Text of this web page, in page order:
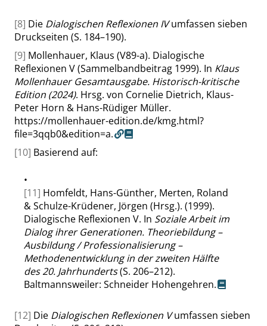
[8] Die Dialogischen Reflexionen IVumfassen sieben
Druckseiten (S. 184–190).
[9] Mollenhauer, Klaus (V89-a). Dialogische
Reflexionen V (Sammelbandbeitrag 1999). In Klaus
Mollenhauer Gesamtausgabe. Historisch-kritische
Edition (2024). Hrsg. von Cornelie Dietrich, Klaus-
Peter Horn & Hans-Rüdiger Müller.
https://mollenhauer-edition.de/kmg.html?
file=3qqb0&edition=a.
[10] Basierend auf:
•
[11] Homfeldt, Hans-Günther, Merten, Roland
& Schulze-Krüdener, Jörgen (Hrsg.). (1999).
Dialogische Reflexionen V. In Soziale Arbeit im
Dialog ihrer Generationen. Theoriebildung –
Ausbildung / Professionalisierung –
Methodenentwicklung in der zweiten Hälfte
des 20. Jahrhunderts(S. 206–212).
Baltmannsweiler: Schneider Hohengehren.
[12] Die Dialogischen Reflexionen Vumfassen sieben